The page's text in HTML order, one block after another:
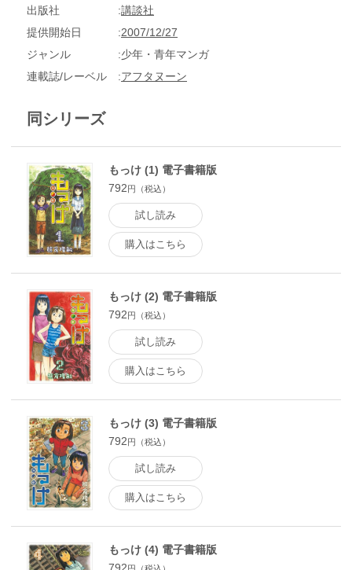
出版社
講談社
提供開始日
2007/12/27
ジャンル
少年・青年マンガ
連載誌/レーベル
アフタヌーン
同シリーズ
もっけ (1) 電子書籍版
792円（税込）
試し読み
購入はこちら
もっけ (2) 電子書籍版
792円（税込）
試し読み
購入はこちら
もっけ (3) 電子書籍版
792円（税込）
試し読み
購入はこちら
もっけ (4) 電子書籍版